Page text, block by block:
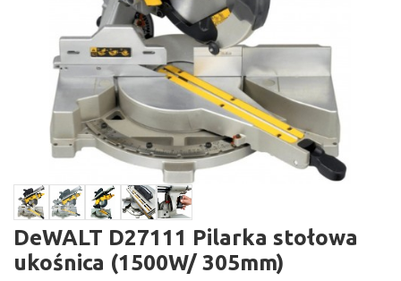
DeWALT D27111 Pilarka stołowa
ukośnica (1500W/ 305mm)